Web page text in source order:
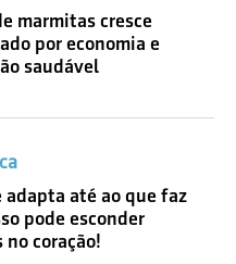
marmitas cresce
por economia e
saudável
adapta até ao que faz
pode esconder
no coração!